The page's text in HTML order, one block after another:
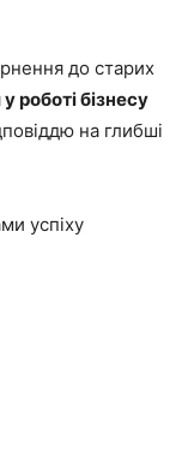
до старих
роботі бізнесу
на глибші
успіху